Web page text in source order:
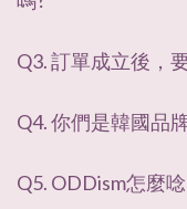
Q3. 訂單成立後，
Q4. 你們是韓國品
Q5. ODDism怎麼